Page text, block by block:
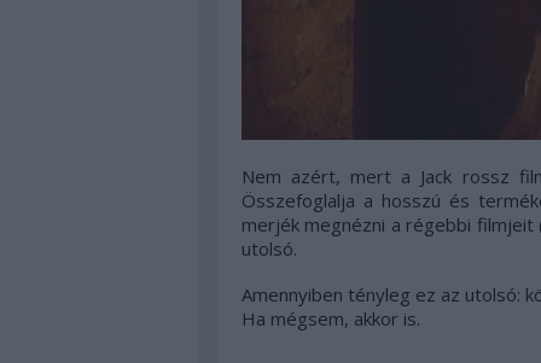
Nem azért, mert a Jack rossz
Összefoglalja a hosszú és
merjék megnézni a régebbi
utolsó.
Amennyiben tényleg ez az utolsó:
Ha mégsem, akkor is.